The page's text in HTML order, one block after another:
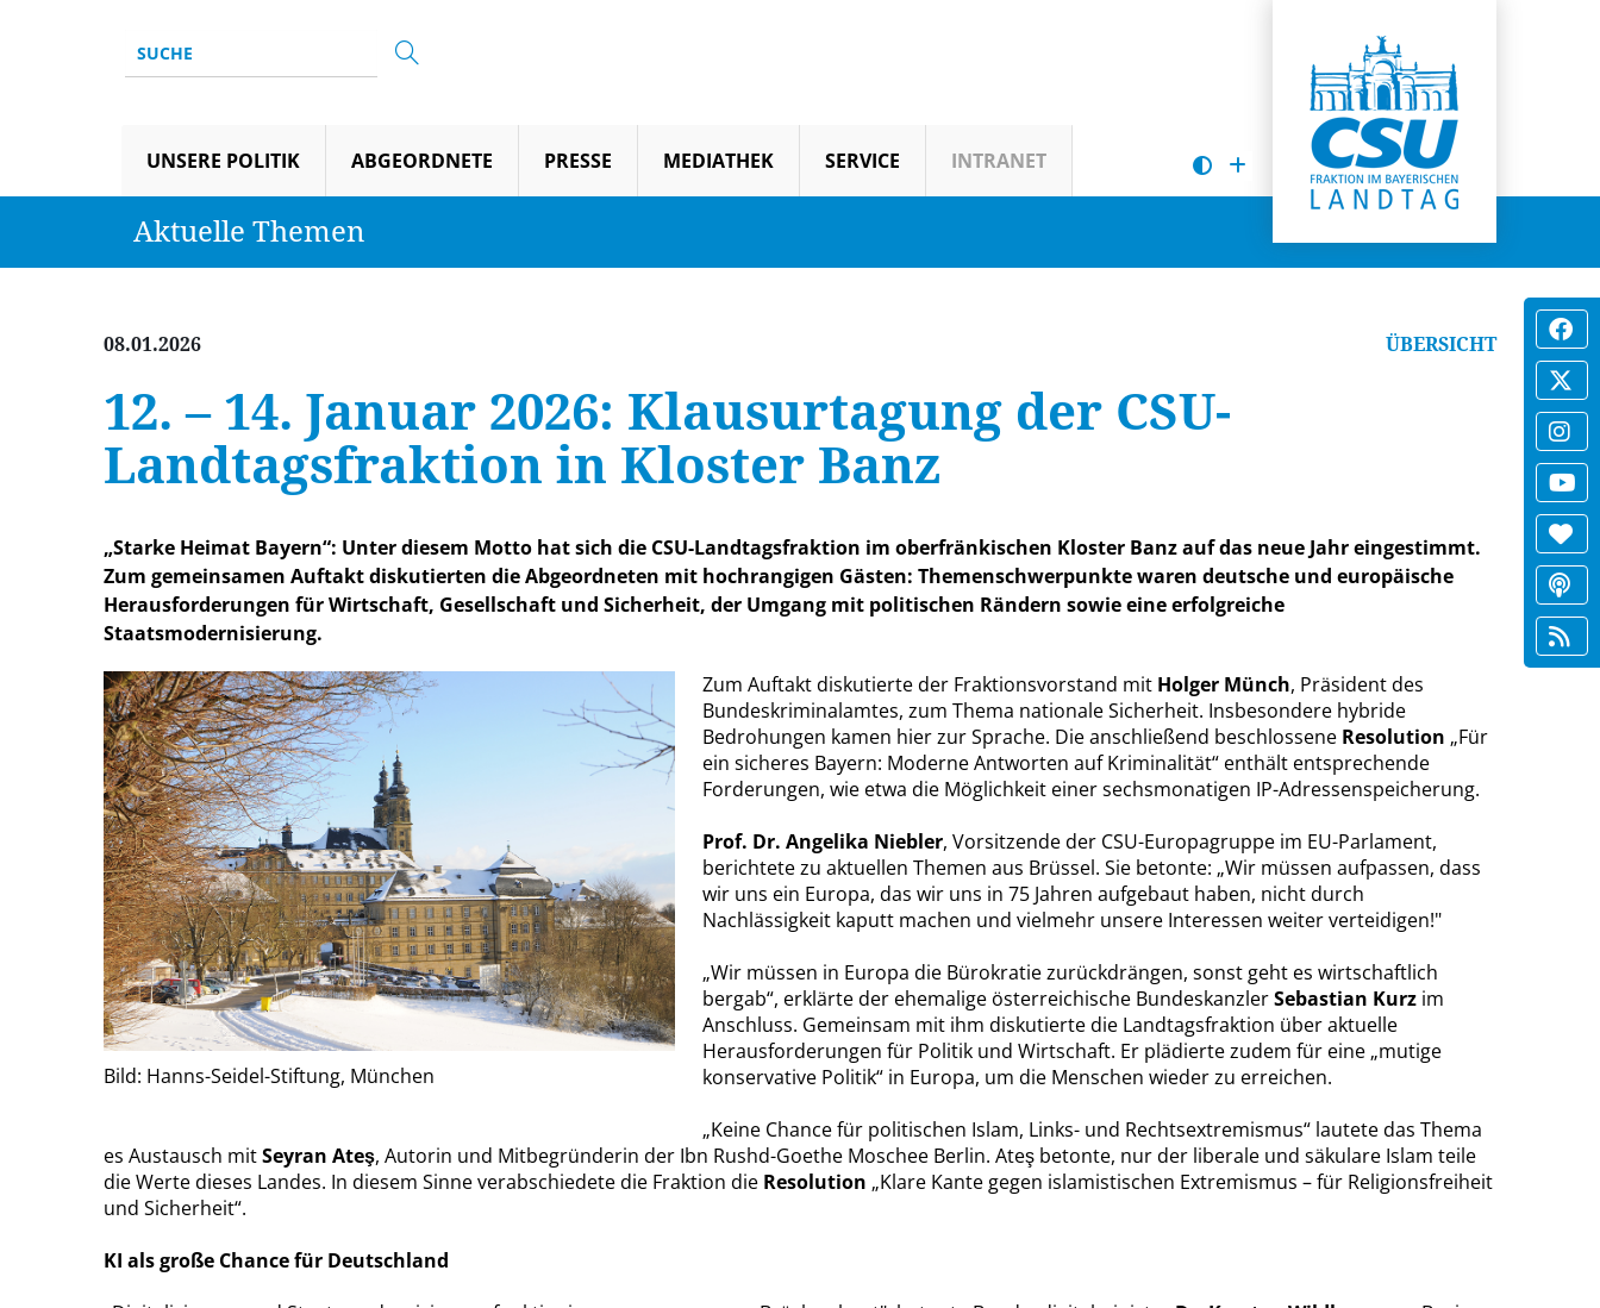
UNSERE POLITIK ABGEORDNETE PRESSE MEDIATHEK SERVICE INTRANET
Aktuelle Themen
08.01.2026 ÜBERSICHT
12. – 14. Januar 2026: Klausurtagung der CSU-
Landtagsfraktion in Kloster Banz
Starke Heimat Bayern“: Unter diesem Motto hat sich die CSU-Landtagsfraktion im oberfränkischen Kloster Banz auf das neue Jahr eingestimmt.
Zum gemeinsamen Auftakt diskutierten die Abgeordneten mit hochrangigen Gästen: Themenschwerpunkte waren deutsche und europäische
Herausforderungen für Wirtschaft, Gesellschaft und Sicherheit, der Umgang mit politischen Rändern sowie eine erfolgreiche
Staatsmodernisierung.
Bild: Hanns-Seidel-Stiftung, München
Zum Auftakt diskutierte der Fraktionsvorstand mit Holger Münch, Präsident des
Bundeskriminalamtes, zum Thema nationale Sicherheit. Insbesondere hybride
Bedrohungen kamen hier zur Sprache. Die anschließend beschlossene Resolution Für
ein sicheres Bayern: Moderne Antworten auf Kriminalität“ enthält entsprechende
Forderungen, wie etwa die Möglichkeit einer sechsmonatigen IP-Adressenspeicherung.
Prof. Dr. Angelika Niebler, Vorsitzende der CSU-Europagruppe im EU-Parlament,
berichtete zu aktuellen Themen aus Brüssel. Sie betonte: „Wir müssen aufpassen, dass
wir uns ein Europa, das wir uns in 75 Jahren aufgebaut haben, nicht durch
Nachlässigkeit kaputt machen und vielmehr unsere Interessen weiter verteidigen!"
Wir müssen in Europa die Bürokratie zurückdrängen, sonst geht es wirtschaftlich
bergab“, erklärte der ehemalige österreichische BundeskanzlerSebastian Kurz im
Anschluss. Gemeinsam mit ihm diskutierte die Landtagsfraktion über aktuelle
Herausforderungen für Politik und Wirtschaft. Er plädierte zudem für eine „mutige
konservative Politik“ in Europa, um die Menschen wieder zu erreichen.
Keine Chance für politischen Islam, Links- und Rechtsextremismus“ lautete das Thema
es Austausch mitSeyran Ateş, Autorin und Mitbegründerin der Ibn Rushd-Goethe Moschee Berlin. Ateş betonte, nur der liberale und säkulare Islam teile
die Werte dieses Landes. In diesem Sinne verabschiedete die Fraktion die Resolution Klare Kante gegen islamistischen Extremismus – für Religionsfreiheit
und Sicherheit“.
KI als große Chance für Deutschland